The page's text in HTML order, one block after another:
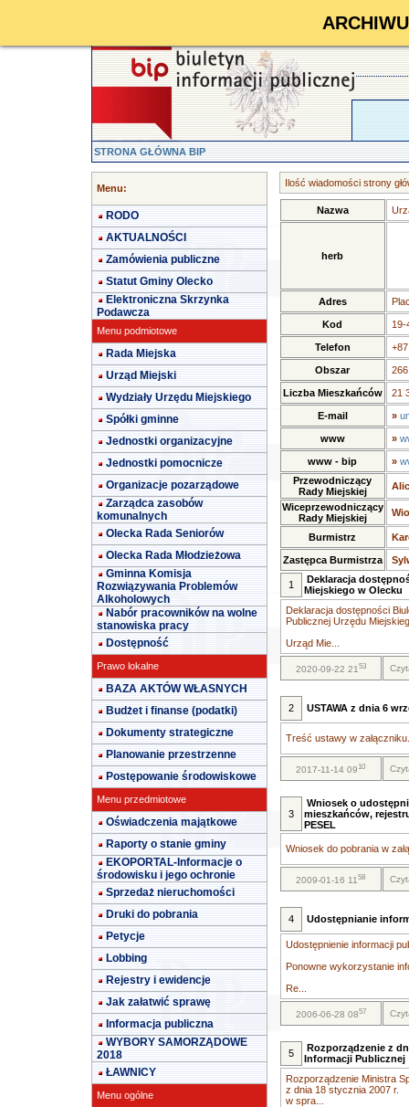
STRONA GŁÓWNA BIP
Menu:
RODO
AKTUALNOŚCI
Zamówienia publiczne
Statut Gminy Olecko
Elektroniczna Skrzynka
Podawcza
Menu podmiotowe
Rada Miejska
Urząd Miejski
Wydziały Urzędu Miejskiego
Spółki gminne
Jednostki organizacyjne
Jednostki pomocnicze
Organizacje pozarządowe
Zarządca zasobów
komunalnych
Olecka Rada Seniorów
Olecka Rada Młodzieżowa
Gminna Komisja
Rozwiązywania Problemów
Alkoholowych
Nabór pracowników na wolne
stanowiska pracy
Dostępność
Prawo lokalne
BAZA AKTÓW WŁASNYCH
Budżet i finanse (podatki)
Dokumenty strategiczne
Planowanie przestrzenne
Postępowanie środowiskowe
Menu przedmiotowe
Oświadczenia majątkowe
Raporty o stanie gminy
EKOPORTAL-Informacje o
środowisku i jego ochronie
Sprzedaż nieruchomości
Druki do pobrania
Petycje
Lobbing
Rejestry i ewidencje
Jak załatwić sprawę
Informacja publiczna
WYBORY SAMORZĄDOWE
2018
ŁAWNICY
Menu ogólne
Ilość wiadomości strony
Nazwa
herb
Adres
Kod 19-
Telefon
Obszar
Liczba Mieszkańców 21
E-mail »
www »
www - bip »
Przewodniczący
Rady Miejskiej
Wiceprzewodniczący
Rady Miejskiej
Burmistrz
Zastępca Burmistrza
1
Deklaracja
Miejskiego w Olecku
Deklaracja dostępności
Publicznej Urzędu
Urząd Mie...
2020-09-22 2153
2 USTAWA z dnia 6
Treść ustawy w
2017-11-14 0910
3
Wniosek o
mieszkańców,
PESEL
Wniosek do pobrania w
2009-01-16 1158
4 Udostępnianie
Udostępnienie informacji
Ponowne wykorzystanie
Re...
2006-06-28 0857
5
Rozporządzenie z
Informacji Publicznej
Rozporządzenie Ministra
z dnia 18 stycznia 2007 r.
w spra...